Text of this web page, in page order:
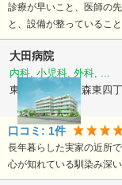
診療が早いこと、医師の
と、設備が整っているこ
大田病院
内科, 小児科, 外科, ...
東京都大田区大森東四
口コミ: 1件
長年暮らした実家の近所
心が知れている馴染み深